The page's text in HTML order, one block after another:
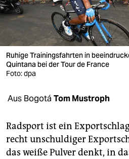
wahrheit
verlag
verlag
veranstaltungen
fragen & hilfe
unterstützen
abo
Ruhige Trainingsfahrten in
Quintana bei der Tour de France
Foto: dpa
Aus Bogotá Tom Mustroph
Radsport ist ein
recht unschuldiger
das weiße Pulver denkt, in